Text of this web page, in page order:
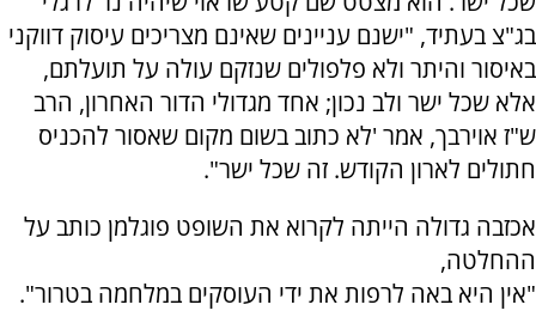
בג"צ בעתיד, "ישנם עניינים שאינם מצריכים עיסוק דווקני
באיסור והיתר ולא פלפולים שנזקם עולה על תועלתם,
אלא שכל ישר ולב נכון; אחד מגדולי הדור האחרון, הרב
ש"ז אוירבך, אמר 'לא כתוב בשום מקום שאסור להכניס
חתולים לארון הקודש. זה שכל ישר".
אכזבה גדולה הייתה לקרוא את השופט פוגלמן כותב על
ההחלטה,
"אין היא באה לרפות את ידי העוסקים במלחמה בטרור".